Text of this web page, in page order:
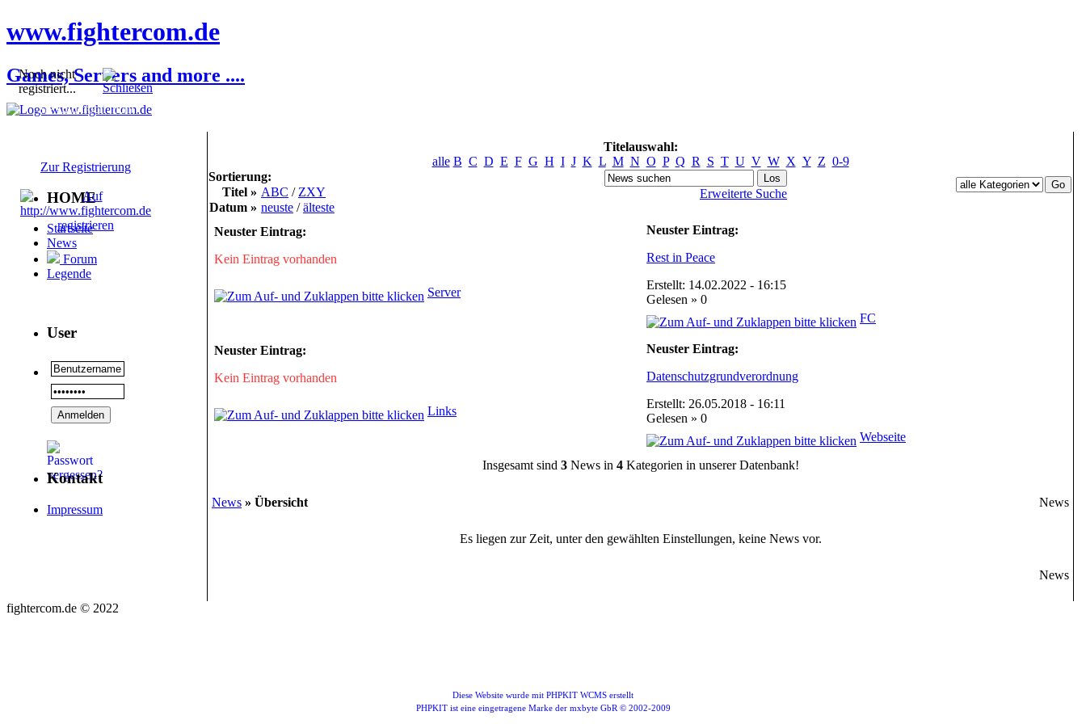
www.fightercom.de
Games, Servers and more ....
HOME
Startseite
News
Forum
Legende
User
Kontakt
Impressum
Titelauswahl:
alle B C D E F G H I J K L M N O P Q R S T U V W X Y Z 0-9
Sortierung:
Titel » ABC / ZXY
Datum » neuste /älteste
Erweiterte Suche
Neuster Eintrag:
Kein Eintrag vorhanden
Server
Neuster Eintrag:
Rest in Peace
Erstellt: 14.02.2022 - 16:15
Gelesen » 0
FC
Neuster Eintrag:
Kein Eintrag vorhanden
Links
Neuster Eintrag:
Datenschutzgrundverordnung
Erstellt: 26.05.2018 - 16:11
Gelesen » 0
Webseite
Insgesamt sind 3News in 4Kategorien in unserer Datenbank!
News » Übersicht News
Es liegen zur Zeit, unter den gewählten Einstellungen, keine News vor.
News
fightercom.de © 2022
Noch nicht
registriert...
Sie sind noch nicht
Zur Registrierung
Diese Website wurde mit PHPKIT WCMS erstellt
PHPKIT ist eine eingetragene Marke der mxbyte GbR © 2002-2009